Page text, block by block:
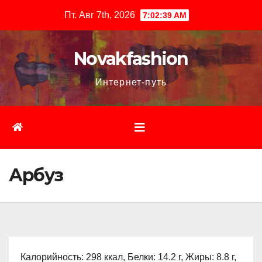
содержимому
Пт. Авг 7th, 2026 7:02:40 AM
Novakfashion
Интернет-путь
Арбуз
Калорийность: 298 ккал, Белки: 14.2 г, Жиры: 8.8 г,